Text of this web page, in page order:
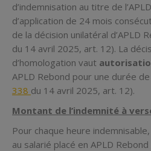
d’indemnisation au titre de
d’application de 24 mois
de la décision unilatéral d’APLD
du 14 avril 2025, art. 12). La
d’homologation vaut
APLD Rebond pour une durée
338 du 14 avril 2025, art. 12).
Montant de l’indemnité à
Pour chaque heure
au salarié placé en APLD